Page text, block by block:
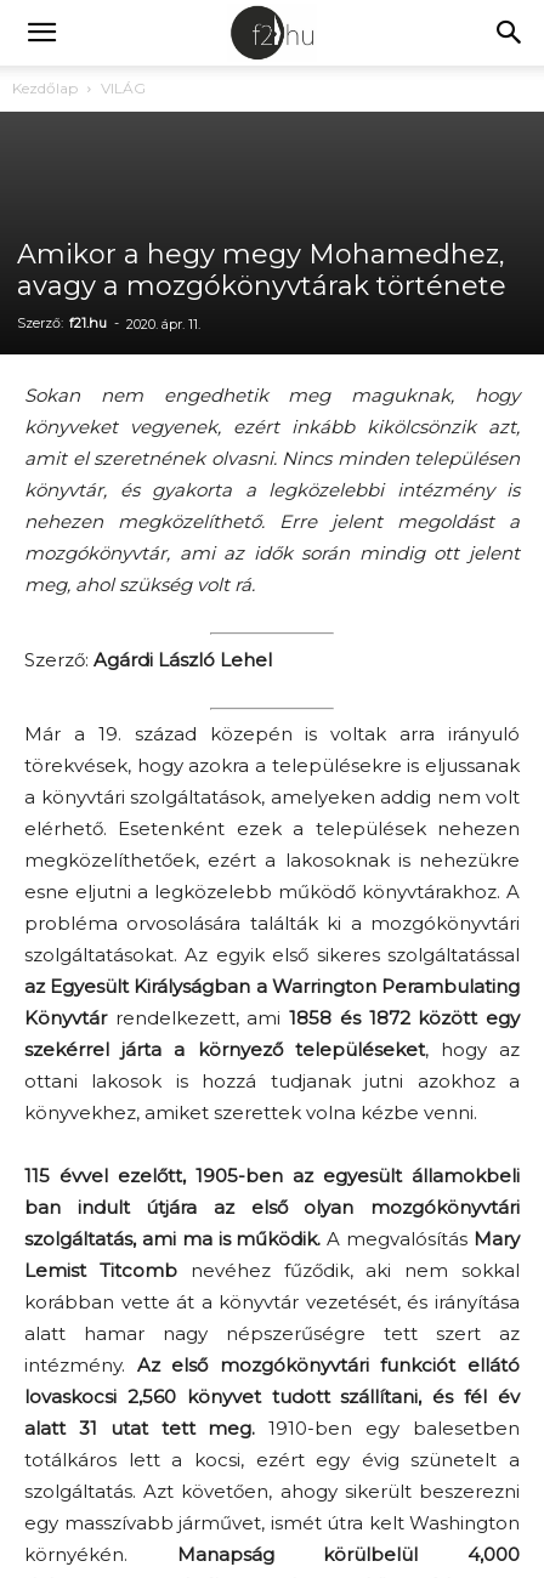
Kezdőlap VILÁG
Amikor a hegy megy Mohamedhez,
avagy a mozgókönyvtárak története
Szerző: f21.hu - 2020. ápr. 11.
Sokan nem engedhetik meg maguknak, hogy
könyveket vegyenek, ezért inkább kikölcsönzik azt,
amit el szeretnének olvasni. Nincs minden településen
könyvtár, és gyakorta a legközelebbi intézmény is
nehezen megközelíthető. Erre jelent megoldást a
mozgókönyvtár, ami az idők során mindig ott jelent
meg, ahol szükség volt rá.
Szerző: Agárdi László Lehel
Már a 19. század közepén is voltak arra irányuló
törekvések, hogy azokra a településekre is eljussanak
a könyvtári szolgáltatások, amelyeken addig nem volt
elérhető. Esetenként ezek a települések nehezen
megközelíthetőek, ezért a lakosoknak is nehezükre
esne eljutni a legközelebb működő könyvtárakhoz. A
probléma orvosolására találták ki a mozgókönyvtári
szolgáltatásokat. Az egyik első sikeres szolgáltatással
az Egyesült Királyságban a Warrington Perambulating
Könyvtárrendelkezett, ami1858 és 1872 között egy
szekérrel járta a környező településeket, hogy az
ottani lakosok is hozzá tudjanak jutni azokhoz a
könyvekhez, amiket szerettek volna kézbe venni.
115 évvel ezelőtt, 1905-ben az egyesült államokbeli
ban indult útjára az első olyan mozgókönyvtári
szolgáltatás, ami ma is működik. A megvalósítás Mary
Lemist Titcombnevéhez fűződik, aki nem sokkal
korábban vette át a könyvtár vezetését, és irányítása
alatt hamar nagy népszerűségre tett szert az
intézmény. Az első mozgókönyvtári funkciót ellátó
lovaskocsi 2,560 könyvet tudott szállítani, és fél év
alatt 31 utat tett meg. 1910-ben egy balesetben
totálkáros lett a kocsi, ezért egy évig szünetelt a
szolgáltatás. Azt követően, ahogy sikerült beszerezni
egy masszívabb járművet, ismét útra kelt Washington
környékén. Manapság körülbelül 4,000